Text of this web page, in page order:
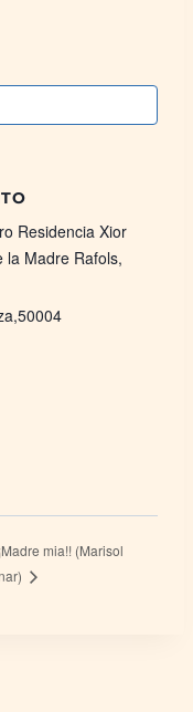
Residencia Xior
la Madre Rafols,
,50004
mia!! (Marisol